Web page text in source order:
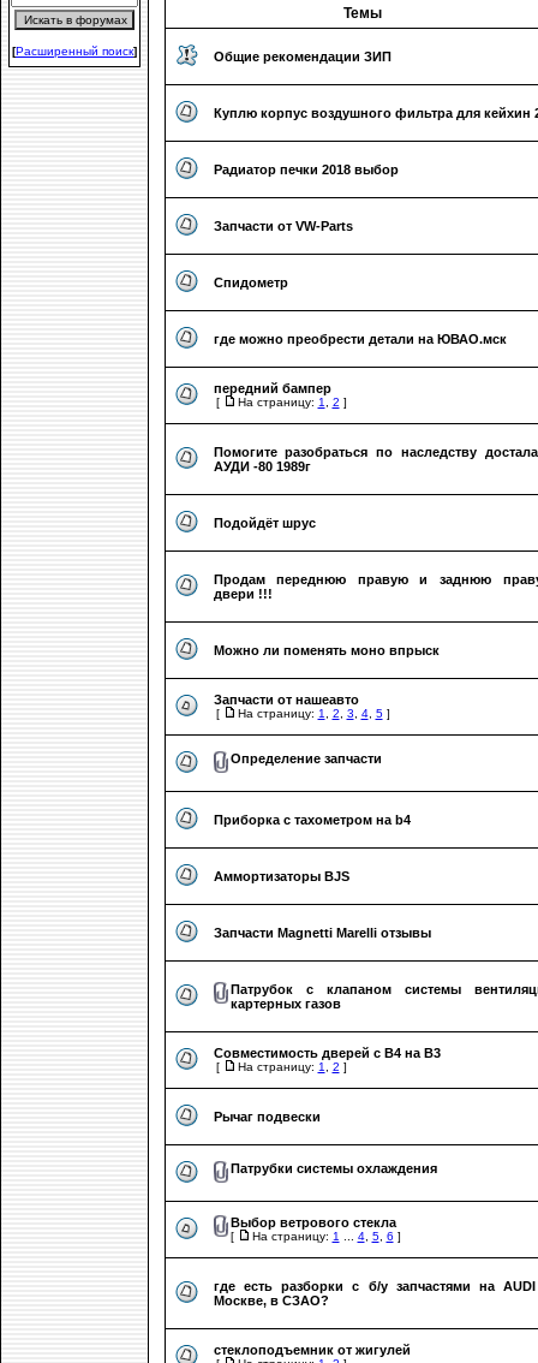
[Расширенный поиск]
Темы
Общие рекомендации ЗИП
Куплю корпус воздушного фильтра для кейхин
Радиатор печки 2018 выбор
Запчасти от VW-Parts
Спидометр
где можно преобрести детали на ЮВАО.мск
передний бампер
[ На страницу: 1, 2 ]
Помогите разобраться по наследству
АУДИ -80 1989г
Подойдёт шрус
Продам переднюю правую и заднюю
двери !!!
Можно ли поменять моно впрыск
Запчасти от нашеавто
[ На страницу: 1, 2, 3, 4, 5]
Определение запчасти
Приборка с тахометром на b4
Аммортизаторы BJS
Запчасти Magnetti Marelli отзывы
Патрубок с клапаном системы
картерных газов
Совместимость дверей с B4 на B3
[ На страницу: 1, 2 ]
Рычаг подвески
Патрубки системы охлаждения
Выбор ветрового стекла
[ На страницу: 1 ... 4, 5, 6 ]
где есть разборки с б/у запчастями на
Москве, в СЗАО?
стеклоподъемник от жигулей